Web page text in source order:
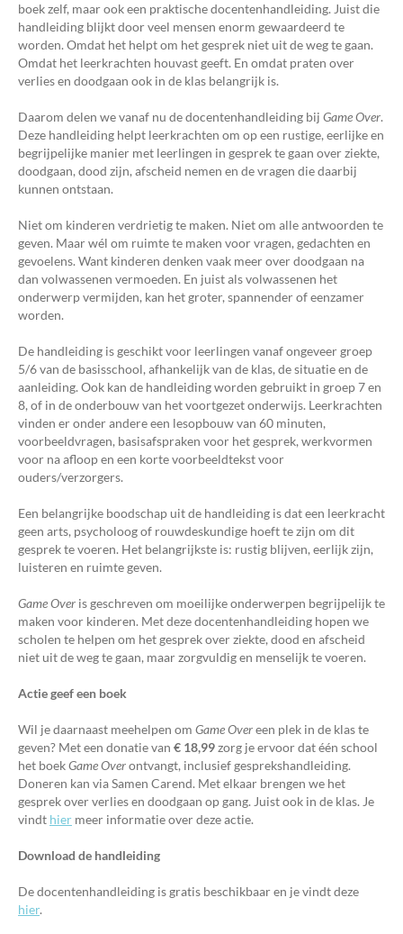
boek zelf, maar ook een praktische docentenhandleiding. Juist die
handleiding blijkt door veel mensen enorm gewaardeerd te
worden. Omdat het helpt om het gesprek niet uit de weg te gaan.
Omdat het leerkrachten houvast geeft. En omdat praten over
verlies en doodgaan ook in de klas belangrijk is.
Daarom delen we vanaf nu de docentenhandleiding bij Game Over.
Deze handleiding helpt leerkrachten om op een rustige, eerlijke en
begrijpelijke manier met leerlingen in gesprek te gaan over ziekte,
doodgaan, dood zijn, afscheid nemen en de vragen die daarbij
kunnen ontstaan.
Niet om kinderen verdrietig te maken. Niet om alle antwoorden te
geven. Maar wél om ruimte te maken voor vragen, gedachten en
gevoelens. Want kinderen denken vaak meer over doodgaan na
dan volwassenen vermoeden. En juist als volwassenen het
onderwerp vermijden, kan het groter, spannender of eenzamer
worden.
De handleiding is geschikt voor leerlingen vanaf ongeveer groep
5/6 van de basisschool, afhankelijk van de klas, de situatie en de
aanleiding. Ook kan de handleiding worden gebruikt in groep 7 en
8, of in de onderbouw van het voortgezet onderwijs. Leerkrachten
vinden er onder andere een lesopbouw van 60 minuten,
voorbeeldvragen, basisafspraken voor het gesprek, werkvormen
voor na afloop en een korte voorbeeldtekst voor
ouders/verzorgers.
Een belangrijke boodschap uit de handleiding is dat een leerkracht
geen arts, psycholoog of rouwdeskundige hoeft te zijn om dit
gesprek te voeren. Het belangrijkste is: rustig blijven, eerlijk zijn,
luisteren en ruimte geven.
Game Over is geschreven om moeilijke onderwerpen begrijpelijk te
maken voor kinderen. Met deze docentenhandleiding hopen we
scholen te helpen om het gesprek over ziekte, dood en afscheid
niet uit de weg te gaan, maar zorgvuldig en menselijk te voeren.
Actie geef een boek
Wil je daarnaast meehelpen om Game Overeen plek in de klas te
geven? Met een donatie van € 18,99zorg je ervoor dat één school
het boekGame Overontvangt, inclusief gesprekshandleiding.
Doneren kan via Samen Carend. Met elkaar brengen we het
gesprek over verlies en doodgaan op gang. Juist ook in de klas. Je
vindt hier meer informatie over deze actie.
Download de handleiding
De docentenhandleiding is gratis beschikbaar en je vindt deze
hier.